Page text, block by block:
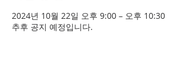
2024년 10월 22일 오후 9:00 – 오후 10:30
추후 공지 예정입니다.